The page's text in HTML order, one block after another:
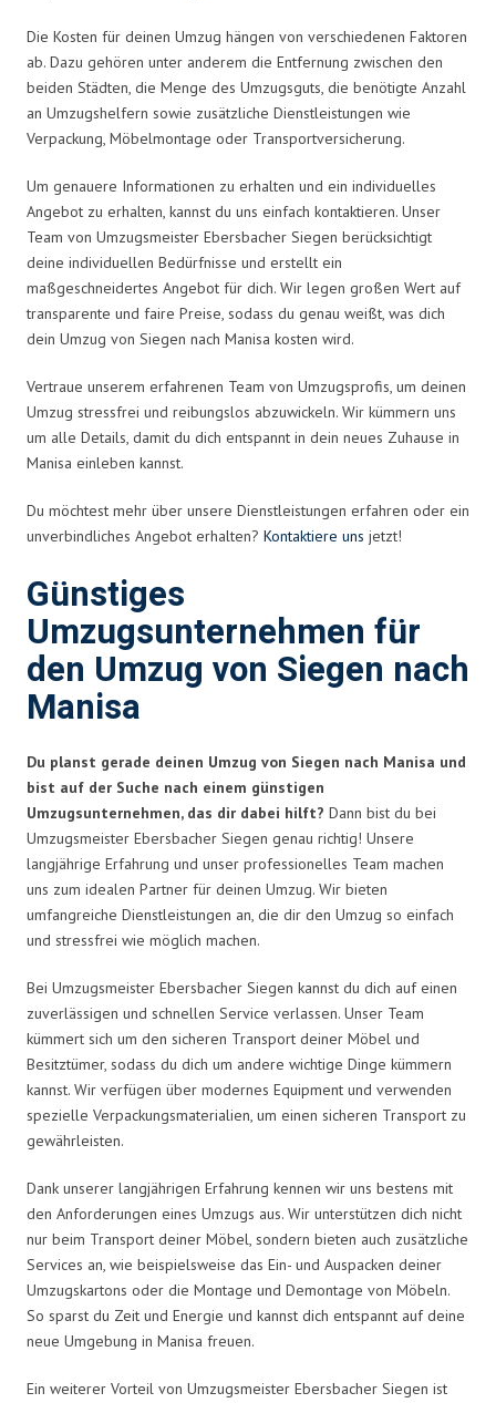
Die Kosten für deinen Umzug hängen von verschiedenen Faktoren
ab. Dazu gehören unter anderem die Entfernung zwischen den
beiden Städten, die Menge des Umzugsguts, die benötigte Anzahl
an Umzugshelfern sowie zusätzliche Dienstleistungen wie
Verpackung, Möbelmontage oder Transportversicherung.
Um genauere Informationen zu erhalten und ein individuelles
Angebot zu erhalten, kannst du uns einfach kontaktieren. Unser
Team von Umzugsmeister Ebersbacher Siegen berücksichtigt
deine individuellen Bedürfnisse und erstellt ein
maßgeschneidertes Angebot für dich. Wir legen großen Wert auf
transparente und faire Preise, sodass du genau weißt, was dich
dein Umzug von Siegen nach Manisa kosten wird.
Vertraue unserem erfahrenen Team von Umzugsprofis, um deinen
Umzug stressfrei und reibungslos abzuwickeln. Wir kümmern uns
um alle Details, damit du dich entspannt in dein neues Zuhause in
Manisa einleben kannst.
Du möchtest mehr über unsere Dienstleistungen erfahren oder ein
unverbindliches Angebot erhalten? Kontaktiere uns jetzt!
Günstiges
Umzugsunternehmen für
den Umzug von Siegen nach
Manisa
Du planst gerade deinen Umzug von Siegen nach Manisa und
bist auf der Suche nach einem günstigen
Umzugsunternehmen, das dir dabei hilft? Dann bist du bei
Umzugsmeister Ebersbacher Siegen genau richtig! Unsere
langjährige Erfahrung und unser professionelles Team machen
uns zum idealen Partner für deinen Umzug. Wir bieten
umfangreiche Dienstleistungen an, die dir den Umzug so einfach
und stressfrei wie möglich machen.
Bei Umzugsmeister Ebersbacher Siegen kannst du dich auf einen
zuverlässigen und schnellen Service verlassen. Unser Team
kümmert sich um den sicheren Transport deiner Möbel und
Besitztümer, sodass du dich um andere wichtige Dinge kümmern
kannst. Wir verfügen über modernes Equipment und verwenden
spezielle Verpackungsmaterialien, um einen sicheren Transport zu
gewährleisten.
Dank unserer langjährigen Erfahrung kennen wir uns bestens mit
den Anforderungen eines Umzugs aus. Wir unterstützen dich nicht
nur beim Transport deiner Möbel, sondern bieten auch zusätzliche
Services an, wie beispielsweise das Ein- und Auspacken deiner
Umzugskartons oder die Montage und Demontage von Möbeln.
So sparst du Zeit und Energie und kannst dich entspannt auf deine
neue Umgebung in Manisa freuen.
Ein weiterer Vorteil von Umzugsmeister Ebersbacher Siegen ist